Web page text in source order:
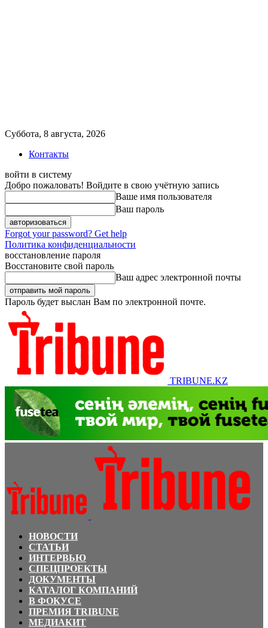
Суббота, 8 августа, 2026
Контакты
войти в систему
Добро пожаловать! Войдите в свою учётную запись
Ваше имя пользователя
Ваш пароль
Forgot your password? Get help
Политика конфиденциальности
восстановление пароля
Восстановите свой пароль
Ваш адрес электронной почты
Пароль будет выслан Вам по электронной почте.
TRIBUNE.KZ
НОВОСТИ
СТАТЬИ
ИНТЕРВЬЮ
СПЕЦПРОЕКТЫ
ДОКУМЕНТЫ
КАТАЛОГ КОМПАНИЙ
В ФОКУСЕ
ПРЕМИЯ TRIBUNE
МЕДИАКИТ